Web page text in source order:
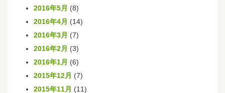
2016年5月 (8)
2016年4月 (14)
2016年3月 (7)
2016年2月 (3)
2016年1月 (6)
2015年12月 (7)
2015年11月 (11)